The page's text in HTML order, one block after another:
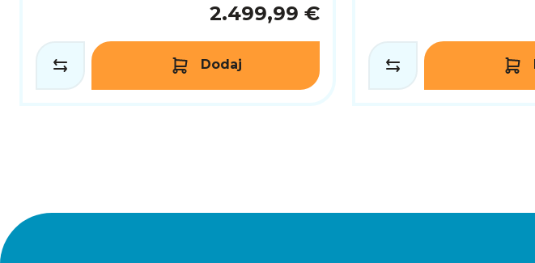
2.499,99 €
Dodaj